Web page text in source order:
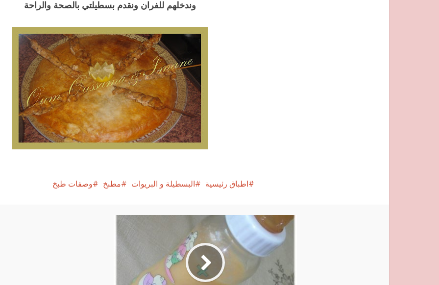
وندخلهم للفران ونقدم بسطيلتي بالصحة والراحة
اطباق رئيسية البسطيلة و البريوات مطبخ وصفات طبخ